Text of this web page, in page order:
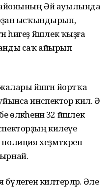
Әй ауылында
ысҡындырып,
һигеҙ йәшлек ҡыҙға
саҡ айырып
йәшәгән йортҡа
инспектор килә. Ә
өлкәһенән 32 йәшлек
килеүе
хеҙмәткәренә
килтерәләр. Әле